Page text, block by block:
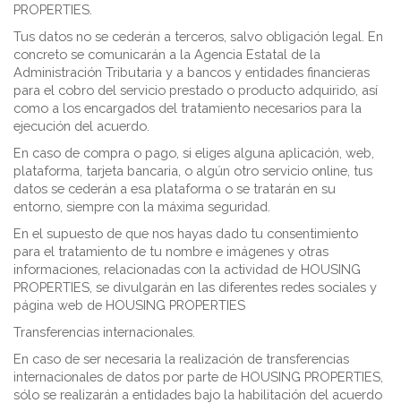
PROPERTIES.
Tus datos no se cederán a terceros, salvo obligación legal. En
concreto se comunicarán a la Agencia Estatal de la
Administración Tributaria y a bancos y entidades financieras
para el cobro del servicio prestado o producto adquirido, así
como a los encargados del tratamiento necesarios para la
ejecución del acuerdo.
En caso de compra o pago, si eliges alguna aplicación, web,
plataforma, tarjeta bancaria, o algún otro servicio online, tus
datos se cederán a esa plataforma o se tratarán en su
entorno, siempre con la máxima seguridad.
En el supuesto de que nos hayas dado tu consentimiento
para el tratamiento de tu nombre e imágenes y otras
informaciones, relacionadas con la actividad de HOUSING
PROPERTIES, se divulgarán en las diferentes redes sociales y
página web de HOUSING PROPERTIES
Transferencias internacionales.
En caso de ser necesaria la realización de transferencias
internacionales de datos por parte de HOUSING PROPERTIES,
sólo se realizarán a entidades bajo la habilitación del acuerdo